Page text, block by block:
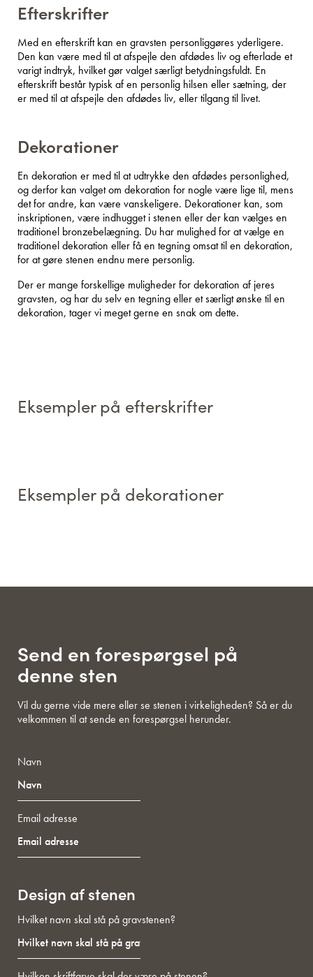
Efterskrifter
Med en efterskrift kan en gravsten personliggøres yderligere.
Den kan være med til at afspejle den afdødes liv og efterlade et
varigt indtryk, hvilket gør valget særligt betydningsfuldt. En
efterskrift består typisk af en personlig hilsen eller sætning, der
er med til at afspejle den afdødes liv, eller tilgang til livet.
Dekorationer
En dekoration er med til at udtrykke den afdødes personlighed,
og derfor kan valget om dekoration for nogle være lige til, mens
det for andre, kan være vanskeligere. Dekorationer kan, som
inskriptionen, være indhugget i stenen eller der kan vælges en
traditionel bronzebelægning. Du har mulighed for at vælge en
traditionel dekoration eller få en tegning omsat til en dekoration,
for at gøre stenen endnu mere personlig.
Der er mange forskellige muligheder for dekoration af jeres
gravsten, og har du selv en tegning eller et særligt ønske til en
dekoration, tager vi meget gerne en snak om dette.
Eksempler på efterskrifter
Eksempler på dekorationer
Send en forespørgsel på
denne sten
Vil du gerne vide mere eller se stenen i virkeligheden? Så er du
velkommen til at sende en forespørgsel herunder.
Navn
Email adresse
Design af stenen
Hvilket navn skal stå på gravstenen?